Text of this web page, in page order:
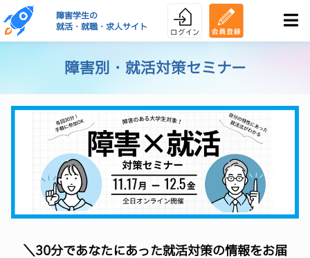
障害学生の
就活・就職・求人サイト
障害別・就活対策セミナー
＼30分であなたにあった就活対策の情報をお届